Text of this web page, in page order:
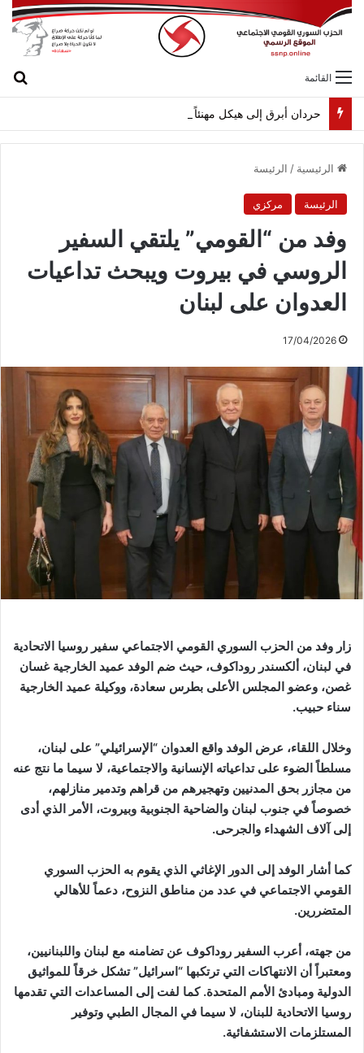
القائمة
حردان أبرق إلى هيكل مهنئاً بمناسبة عيد الجيش
الرئيسية / الرئيسة
الرئيسة مركزي
وفد من “القومي” يلتقي السفير
الروسي في بيروت ويبحث تداعيات
العدوان على لبنان
17/04/2026
زار وفد من الحزب السوري القومي الاجتماعي سفير روسيا الاتحادية
في لبنان، ألكسندر روداكوف، حيث ضم الوفد عميد الخارجية غسان
غصن، وعضو المجلس الأعلى بطرس سعادة، ووكيلة عميد الخارجية
سناء حبيب.
وخلال اللقاء، عرض الوفد واقع العدوان “الإسرائيلي” على لبنان،
مسلطاً الضوء على تداعياته الإنسانية والاجتماعية، لا سيما ما نتج عنه
من مجازر بحق المدنيين وتهجيرهم من قراهم وتدمير منازلهم،
خصوصاً في جنوب لبنان والضاحية الجنوبية وبيروت، الأمر الذي أدى
إلى آلاف الشهداء والجرحى.
كما أشار الوفد إلى الدور الإغاثي الذي يقوم به الحزب السوري
القومي الاجتماعي في عدد من مناطق النزوح، دعماً للأهالي
المتضررين.
من جهته، أعرب السفير روداكوف عن تضامنه مع لبنان واللبنانيين،
ومعتبراً أن الانتهاكات التي ترتكبها “اسرائيل” تشكل خرقاً للمواثيق
الدولية ومبادئ الأمم المتحدة. كما لفت إلى المساعدات التي تقدمها
روسيا الاتحادية للبنان، لا سيما في المجال الطبي وتوفير
المستلزمات الاستشفائية.